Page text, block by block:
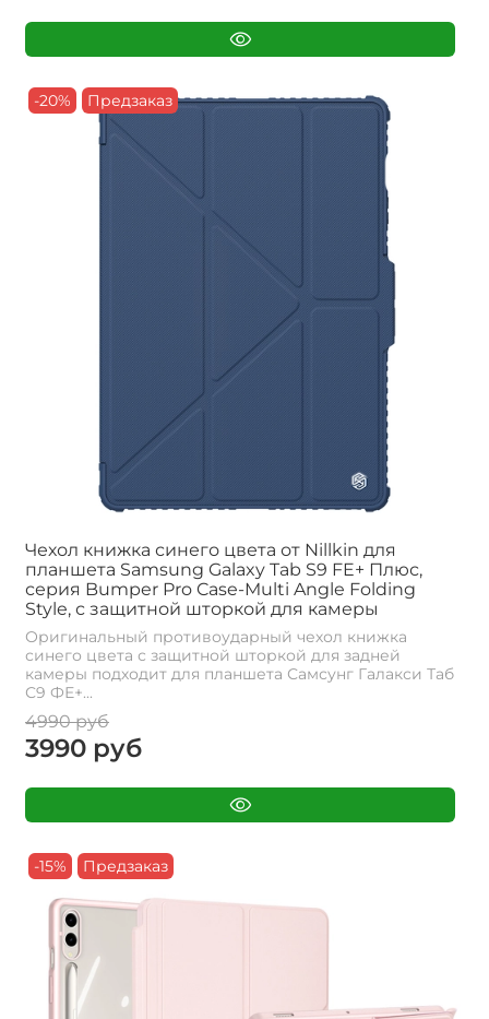
-20% Предзаказ
Чехол книжка синего цвета от Nillkin для
планшета Samsung Galaxy Tab S9 FE+ Плюс,
серия Bumper Pro Case-Multi Angle Folding
Style, с защитной шторкой для камеры
Оригинальный противоударный чехол книжка
синего цвета с защитной шторкой для задней
камеры подходит для планшета Самсунг Галакси Таб
С9 ФЕ+...
4990 руб
3990 руб
-15% Предзаказ